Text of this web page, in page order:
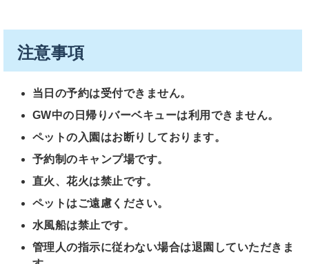
注意事項
当日の予約は受付できません。
GW中の日帰りバーベキューは利用できません。
ペットの入園はお断りしております。
予約制のキャンプ場です。
直火、花火は禁止です。
ペットはご遠慮ください。
水風船は禁止です。
管理人の指示に従わない場合は退園していただきま